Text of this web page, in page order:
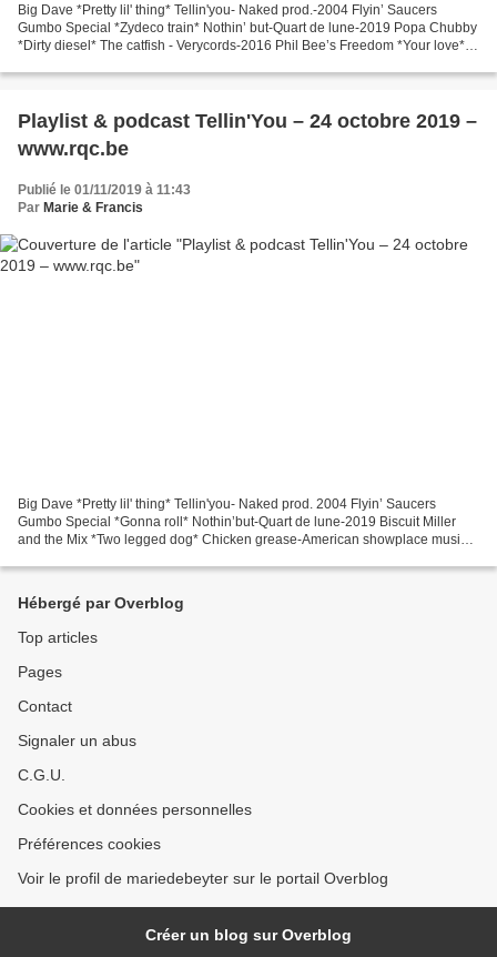
Big Dave *Pretty lil' thing* Tellin'you- Naked prod.-2004 Flyin’ Saucers
Gumbo Special *Zydeco train* Nothin’ but-Quart de lune-2019 Popa Chubby
*Dirty diesel* The catfish - Verycords-2016 Phil Bee’s Freedom *Your love*
Playlist & podcast Tellin'You – 24 octobre 2019 –
www.rqc.be
Publié le 01/11/2019 à 11:43
Par Marie & Francis
Big Dave *Pretty lil' thing* Tellin'you- Naked prod. 2004 Flyin’ Saucers
Gumbo Special *Gonna roll* Nothin’but-Quart de lune-2019 Biscuit Miller
and the Mix *Two legged dog* Chicken grease-American showplace music-
Hébergé par Overblog
Top articles
Pages
Contact
Signaler un abus
C.G.U.
Cookies et données personnelles
Préférences cookies
Voir le profil de mariedebeyter sur le portail Overblog
Créer un blog sur Overblog